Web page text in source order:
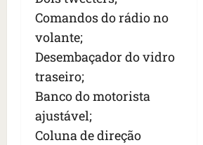
Comandos do rádio no
volante;
Desembaçador do vidro
traseiro;
Banco do motorista
ajustável;
Coluna de direção